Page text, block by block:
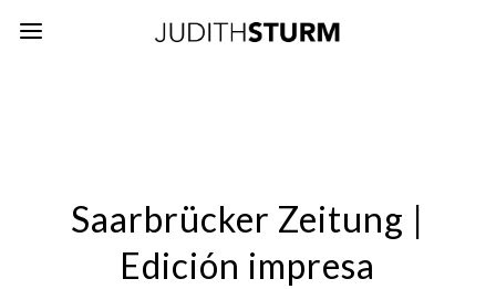
Saarbrücker Zeitung |
Edición impresa